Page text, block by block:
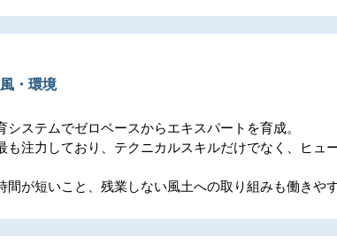
・環境
システムでゼロベースからエキスパートを育成。
も注力しており、テクニカルスキルだけでなく、ヒュ
間が短いこと、残業しない風土への取り組みも働きや